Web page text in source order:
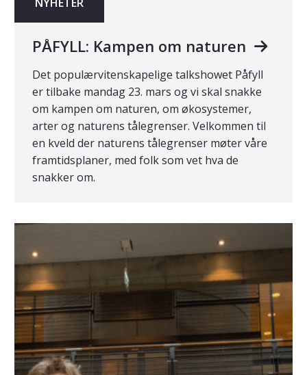
PÅFYLL: Kampen om naturen
Det populærvitenskapelige talkshowet Påfyll
er tilbake mandag 23. mars og vi skal snakke
om kampen om naturen, om økosystemer,
arter og naturens tålegrenser. Velkommen til
en kveld der naturens tålegrenser møter våre
framtidsplaner, med folk som vet hva de
snakker om.